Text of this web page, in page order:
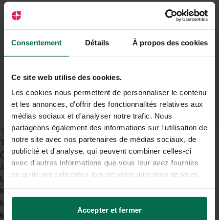
Consentement Détails À propos des cookies
Ce site web utilise des cookies.
Les cookies nous permettent de personnaliser le contenu
et les annonces, d'offrir des fonctionnalités relatives aux
médias sociaux et d'analyser notre trafic. Nous
partageons également des informations sur l'utilisation de
notre site avec nos partenaires de médias sociaux, de
publicité et d'analyse, qui peuvent combiner celles-ci
avec d'autres informations que vous leur avez fournies
ou qu'ils ont collectées lors de votre utilisation de leurs
Accepter et fermer
Tarifs
négociés
Comparateur gratuit
Conseils d'experts
jusqu'à la signature
4.9 sur 5
4.7 sur 5
À propos
Le groupe Opéra Énergie
Nos engagements
Nos agences
Nous rejoindre